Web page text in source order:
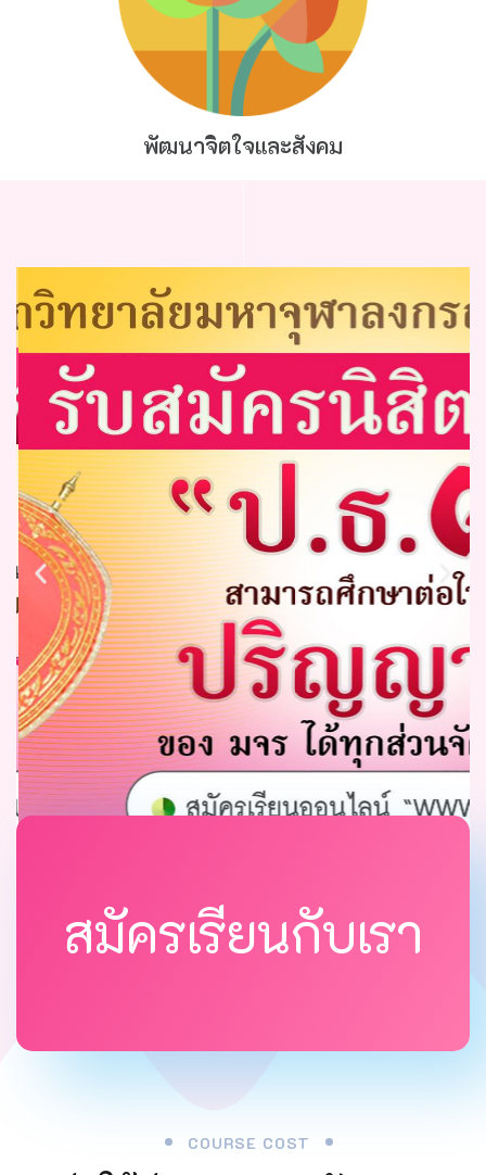
พัฒนาจิตใจและสังคม
สมัครเรียนกับเรา
COURSE COST